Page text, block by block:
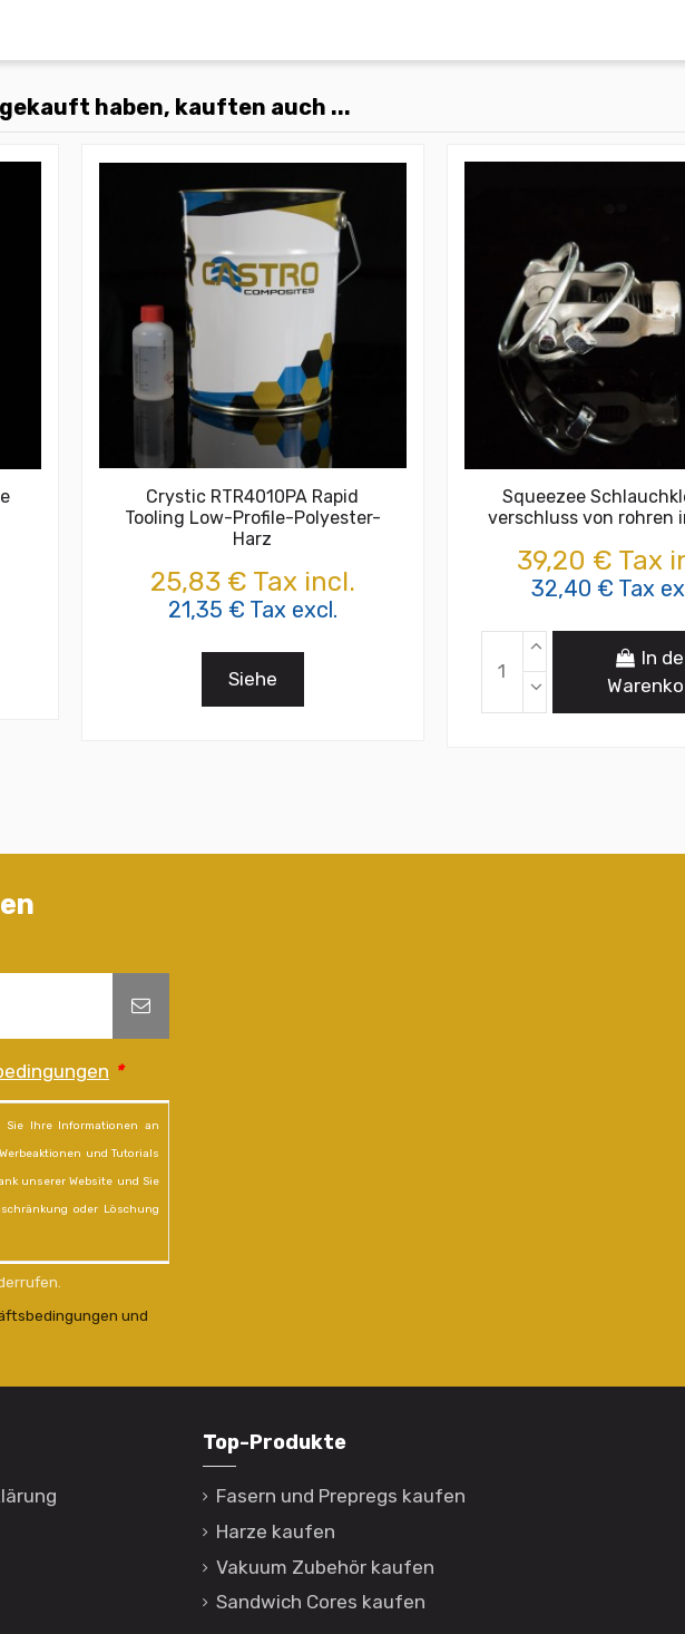
haben, kauften auch ...
Crystic RTR4010PA Rapid
Tooling Low-Profile-Polyester-
Harz
25,83 € Tax incl.
21,35 € Tax excl.
Siehe
Squeezee
verschluss von rohren
39,20 € Tax
32,40 € Tax
In
*
Sie Ihre Informationen an
und Tutorials
unserer Website und Sie
oder Löschung
und
Top-Produkte
Fasern und Prepregs kaufen
Harze kaufen
Vakuum Zubehör kaufen
Sandwich Cores kaufen